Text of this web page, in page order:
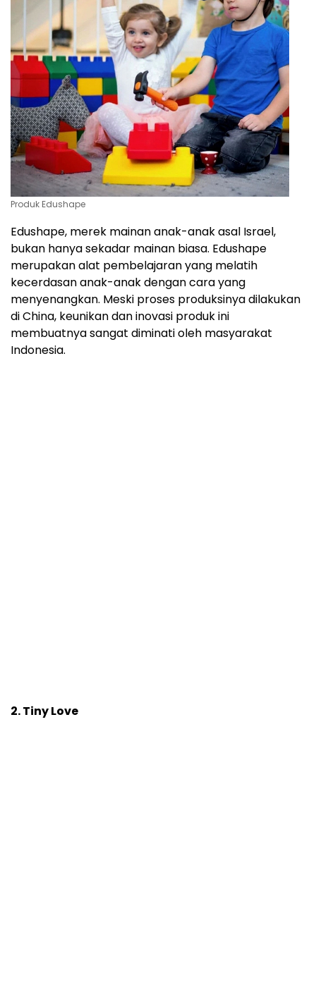
Produk Edushape
Edushape, merek mainan anak-anak asal Israel,
bukan hanya sekadar mainan biasa. Edushape
merupakan alat pembelajaran yang melatih
kecerdasan anak-anak dengan cara yang
menyenangkan. Meski proses produksinya dilakukan
di China, keunikan dan inovasi produk ini
membuatnya sangat diminati oleh masyarakat
Indonesia.
2. Tiny Love